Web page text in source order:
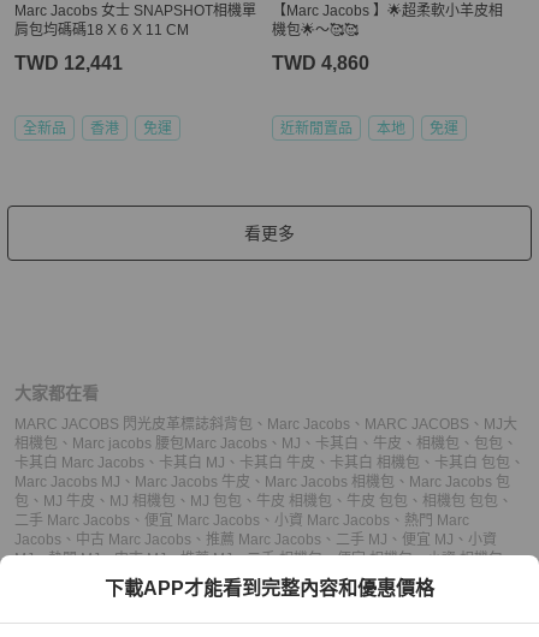
Marc Jacobs 女士 SNAPSHOT相機單
肩包均碼碼18 X 6 X 11 CM
TWD 12,441
全新品 香港 免運
【Marc Jacobs 】🌟超柔軟小羊皮相
機包🌟～🥰🥰
TWD 4,860
近新閒置品 本地 免運
看更多
大家都在看
MARC JACOBS 閃光皮革標誌斜背包 、 Marc Jacobs 、 MARC JACOBS 、 MJ大
相機包 、 Marc jacobs 腰包 Marc Jacobs 、 MJ 、 卡其白 、 牛皮 、 相機包 、 包包 、
卡其白 Marc Jacobs 、 卡其白 MJ 、 卡其白 牛皮 、 卡其白 相機包 、 卡其白 包包 、
Marc Jacobs MJ 、 Marc Jacobs 牛皮 、 Marc Jacobs 相機包 、 Marc Jacobs 包
包 、 MJ 牛皮 、 MJ 相機包 、 MJ 包包 、 牛皮 相機包 、 牛皮 包包 、 相機包 包包 、
二手 Marc Jacobs 、 便宜 Marc Jacobs 、 小資 Marc Jacobs 、 熱門 Marc
Jacobs 、 中古 Marc Jacobs 、 推薦 Marc Jacobs 、 二手 MJ 、 便宜 MJ 、 小資
MJ、熱門 MJ、中古 MJ、推薦 MJ、二手 相機包、便宜 相機包、小資 相機包、
中古 相機包、 推薦 相機包、二手 包包、便宜 包包、
中古 包包、 推薦 包包
下載APP才能看到完整內容和優惠價格